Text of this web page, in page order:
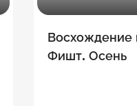
Восхождение
Фишт. Осень